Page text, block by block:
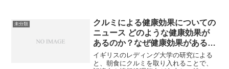
環境保全型農業のやり方と効果を知るこ
とができる。
未分類
クルミによる健康効果についての
ニュース どのような健康効果が
あるのか？なぜ健康効果があるの
か？
イギリスのレディング大学の研究による
と、朝食にクルミを取り入れることで、